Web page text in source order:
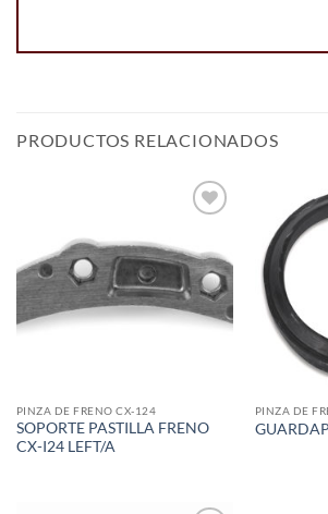
PRODUCTOS RELACIONADOS
PINZA DE FRENO CX-124
SOPORTE PASTILLA FRENO
CX-I24 LEFT/A
PINZA DE